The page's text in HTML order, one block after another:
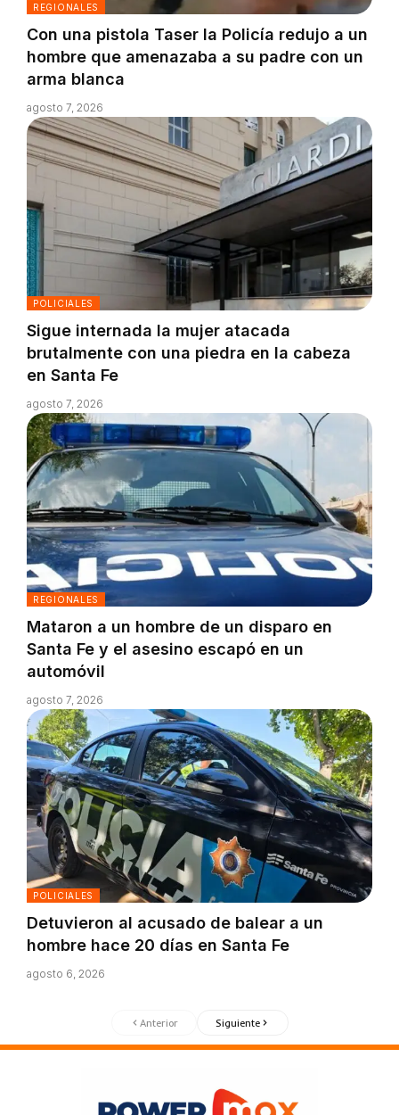
REGIONALES
Con una pistola Taser la Policía redujo a un
hombre que amenazaba a su padre con un
arma blanca
agosto 7, 2026
POLICIALES
Sigue internada la mujer atacada
brutalmente con una piedra en la cabeza
en Santa Fe
agosto 7, 2026
REGIONALES
Mataron a un hombre de un disparo en
Santa Fe y el asesino escapó en un
automóvil
agosto 7, 2026
POLICIALES
Detuvieron al acusado de balear a un
hombre hace 20 días en Santa Fe
agosto 6, 2026
Anterior Siguiente